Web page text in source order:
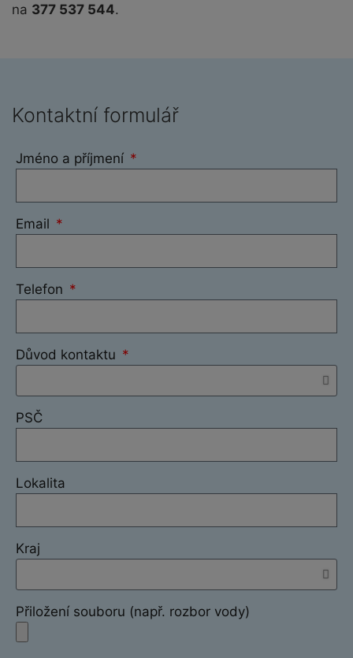
na 377 537 544.
Kontaktní formulář
Jméno a příjmení
Email
Telefon
Důvod kontaktu
PSČ
Lokalita
Kraj
Přiložení souboru (např. rozbor vody)